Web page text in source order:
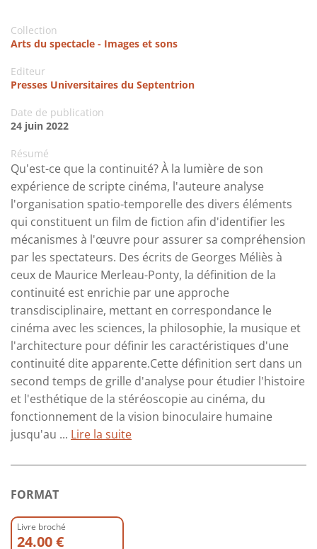
Collection
Arts du spectacle - Images et sons
Editeur
Presses Universitaires du Septentrion
Date de publication
24 juin 2022
Résumé
Qu'est-ce que la continuité? À la lumière de son
expérience de scripte cinéma, l'auteure analyse
l'organisation spatio-temporelle des divers éléments
qui constituent un film de fiction afin d'identifier les
mécanismes à l'œuvre pour assurer sa compréhension
par les spectateurs. Des écrits de Georges Méliès à
ceux de Maurice Merleau-Ponty, la définition de la
continuité est enrichie par une approche
transdisciplinaire, mettant en correspondance le
cinéma avec les sciences, la philosophie, la musique et
l'architecture pour définir les caractéristiques d'une
continuité dite apparente.Cette définition sert dans un
second temps de grille d'analyse pour étudier l'histoire
et l'esthétique de la stéréoscopie au cinéma, du
fonctionnement de la vision binoculaire humaine
jusqu'au ... Lire la suite
FORMAT
Livre broché
24.00 €